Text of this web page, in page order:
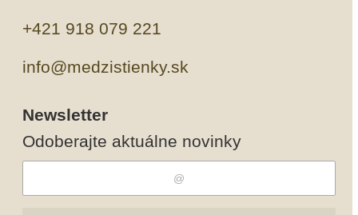
+421 918 079 221
info@medzistienky.sk
Newsletter
Odoberajte aktuálne novinky